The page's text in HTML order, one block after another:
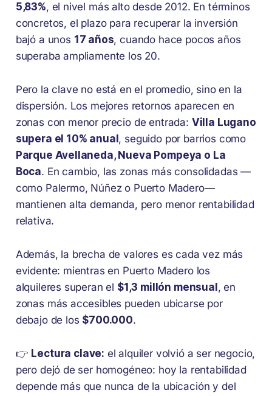
5,83%, el nivel más alto desde 2012. En términos
concretos, el plazo para recuperar la inversión
bajó a unos 17 años, cuando hace pocos años
superaba ampliamente los 20.
Pero la clave no está en el promedio, sino en la
dispersión. Los mejores retornos aparecen en
zonas con menor precio de entrada: Villa Lugano
supera el 10% anual , seguido por barrios como
Parque Avellaneda, Nueva Pompeya o La
Boca. En cambio, las zonas más consolidadas —
como Palermo, Núñez o Puerto Madero—
mantienen alta demanda, pero menor rentabilidad
relativa.
Además, la brecha de valores es cada vez más
evidente: mientras en Puerto Madero los
alquileres superan el $1,3 millón mensual , en
zonas más accesibles pueden ubicarse por
debajo de los $700.000.
👉 Lectura clave: el alquiler volvió a ser negocio,
pero dejó de ser homogéneo: hoy la rentabilidad
depende más que nunca de la ubicación y del